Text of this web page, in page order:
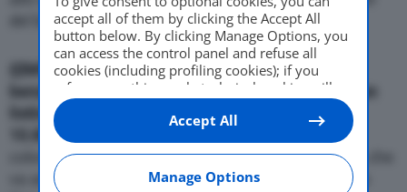
del bambino. Di serie anche l’Esp.{{}}
{{IMG_SX}}Disponibile con le motorizzazioni 1.2
benzina e 1.2 Natural Power, la Panda Mamy ha un
listino prezzi (chiavi in mano) rispettivamente di
10.860 euro e 14.510 euro e puo’ “vestire” cinque
colori di carrozzeria: il nuovissimo Mirtillo Monello che
va ad aggiungersi ai classici Arancio Narciso, Nero
accept all of them by clicking the Accept All
button below. By clicking Manage Options, you
can access the control panel and refuse all
cookies (including profiling cookies); if you
refuse everything, only technical cookies will
be used by default. Here is the list of
providers.
Cookie consent will be stored and applied also
to the other websites of Editoriale Nazionale
and their subdomains. By expressing your
choice on this site, you will therefore not be
Manage Options
Accept All